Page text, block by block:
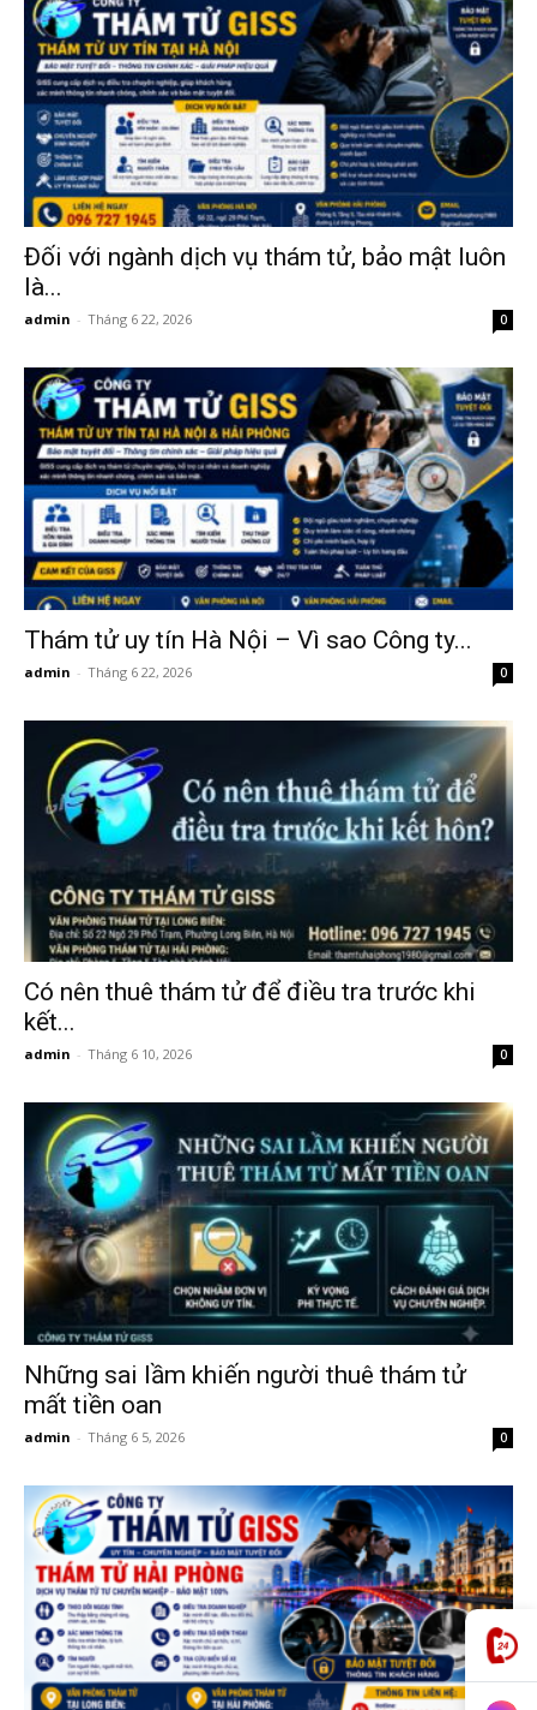
phong,
văn
phòng
thám
phòng,
dịch
thám
phòng,
thám
giss,
Đối với ngành dịch vụ thám tử, bảo mật luôn
là...
admin - Tháng 6 22, 2026 0
Thám tử uy tín Hà Nội – Vì sao Công ty...
admin - Tháng 6 22, 2026 0
Có nên thuê thám tử để điều tra trước khi
kết...
admin - Tháng 6 10, 2026 0
Những sai lầm khiến người thuê thám tử
mất tiền oan
admin - Tháng 6 5, 2026 0